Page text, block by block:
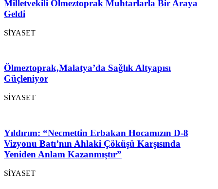
Milletvekili Ölmeztoprak Muhtarlarla Bir Araya
Geldi
SİYASET
Ölmeztoprak,Malatya’da Sağlık Altyapısı
Güçleniyor
SİYASET
Yıldırım: “Necmettin Erbakan Hocamızın D-8
Vizyonu Batı’nın Ahlaki Çöküşü Karşısında
Yeniden Anlam Kazanmıştır”
SİYASET